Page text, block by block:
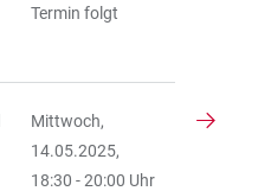
Termin folgt
Mittwoch,
14.05.2025,
18:30 - 20:00 Uhr